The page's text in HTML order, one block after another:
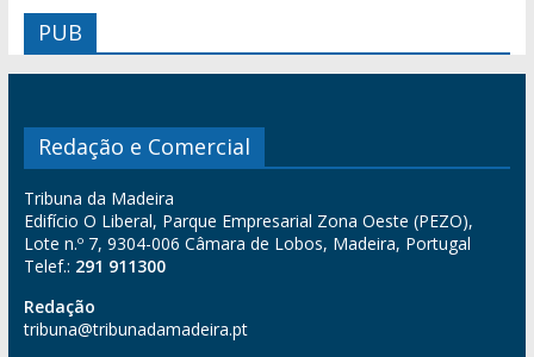
PUB
Redação e Comercial
Tribuna da Madeira
Edifício O Liberal, Parque Empresarial Zona Oeste (PEZO),
Lote n.º 7, 9304-006 Câmara de Lobos, Madeira, Portugal
Telef.: 291 911300
Redação
tribuna@tribunadamadeira.pt